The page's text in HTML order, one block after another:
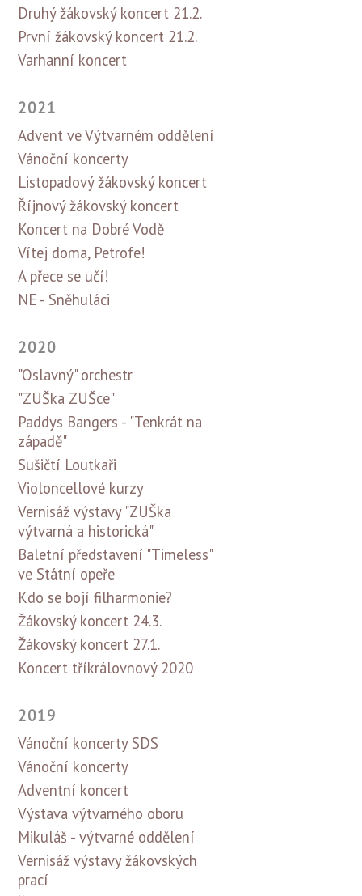
Druhý žákovský koncert 21.2.
První žákovský koncert 21.2.
Varhanní koncert
2021
Advent ve Výtvarném oddělení
Vánoční koncerty
Listopadový žákovský koncert
Říjnový žákovský koncert
Koncert na Dobré Vodě
Vítej doma, Petrofe!
A přece se učí!
NE - Sněhuláci
2020
"Oslavný" orchestr
"ZUŠka ZUŠce"
Paddys Bangers - "Tenkrát na
západě"
Sušičtí Loutkaři
Violoncellové kurzy
Vernisáž výstavy "ZUŠka
výtvarná a historická"
Baletní představení "Timeless"
ve Státní opeře
Kdo se bojí filharmonie?
Žákovský koncert 24.3.
Žákovský koncert 27.1.
Koncert tříkrálovnový 2020
2019
Vánoční koncerty SDS
Vánoční koncerty
Adventní koncert
Výstava výtvarného oboru
Mikuláš - výtvarné oddělení
Vernisáž výstavy žákovských
prací